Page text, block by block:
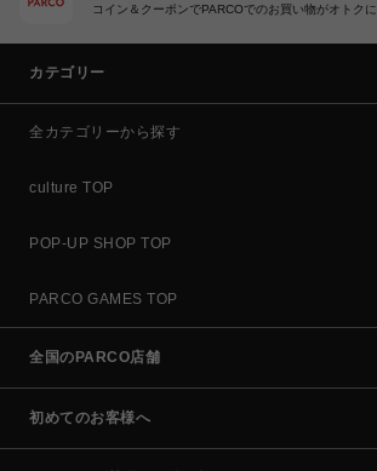
コイン＆クーポンでPARCOでのお買い物がオトクに
カテゴリー
全カテゴリーから探す
culture TOP
POP-UP SHOP TOP
PARCO GAMES TOP
全国のPARCO店舗
初めてのお客様へ